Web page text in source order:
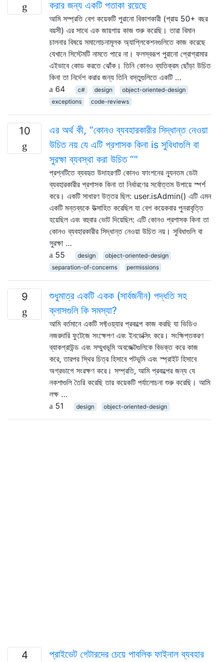
করার জন্য একটি পতাকা রয়েছে
আমি সম্প্রতি বেশ কয়েকটি পুরানো বিকাশকারী (প্রায় 50+ বছর
বয়সী) এর সাথে এক জায়গায় কাজ শুরু করেছি। তারা বিমান
চালনার বিষয়ে সমালোচনামূলক অ্যাপ্লিকেশনগুলিতে কাজ করেছে
যেখানে সিস্টেমটি নামতে পারে না। ফলস্বরূপ পুরানো প্রোগ্রামার
এইভাবে কোড করতে ঝোঁক। তিনি কোনও ব্যতিক্রম ছোঁড়া উচিত
কিনা তা নির্দেশ করার জন্য তিনি বস্তুগুলিতে একটি …
64
c# design
object-oriented-design
exceptions
code-reviews
10
এর অর্থ কী, “কোনও ব্যবহারকারীর সিদ্ধান্ত নেওয়া
উচিত নয় যে এটি প্রশাসক কিনা is সুবিধাগুলি বা
সুরক্ষা ব্যবস্থা করা উচিত ”"
প্রশ্নটিতে ব্যবহৃত উদাহরণটি কোনও ফাংশনের ন্যূনতম ডেটা
ব্যবহারকারীর প্রশাসক কিনা তা নির্ধারণের সর্বোত্তম উপায়ে স্পর্শ
করে। একটি সাধারণ উত্তর ছিল: user.isAdmin() এটি এমন
একটি মন্তব্যকে উত্সাহিত করেছিল যা বেশ কয়েকবার পুনরাবৃত্তি
হয়েছিল এবং বহুবার ভোট দিয়েছিল: এটি কোনও প্রশাসক কিনা তা
কোনও ব্যবহারকারীর সিদ্ধান্ত নেওয়া উচিত নয়। সুবিধাগুলি বা
সুরক্ষা …
55
design
object-oriented-design
separation-of-concerns
permissions
9
শুধুমাত্র একটি একক (সার্বজনীন) পদ্ধতি সহ
ক্লাসগুলি কি সমস্যা?
আমি বর্তমানে একটি সফ্টওয়্যার প্রকল্পে কাজ করছি যা ভিডিও
নজরদারি ফুটেজে সংক্ষেপণ এবং ইনডেক্সিং করে। সংক্ষিপ্তকরণ
ব্যাকগ্রাউন্ড এবং সম্মুখভূমি অবজেক্টগুলিকে বিভক্ত করে কাজ
করে, তারপর স্থির চিত্র হিসাবে পটভূমি এবং স্প্রাইট হিসাবে
অগ্রভাগে সংরক্ষণ করে। সম্প্রতি, আমি প্রকল্পের জন্য যে
নকশাগুলি তৈরি করেছি তার কয়েকটি পর্যালোচনা শুরু করেছি। আমি
লক্ষ …
51
design object-oriented-design
4
প্রাইভেট গেটারদের চেয়ে পাবলিক ফাইনাল ব্যবহার